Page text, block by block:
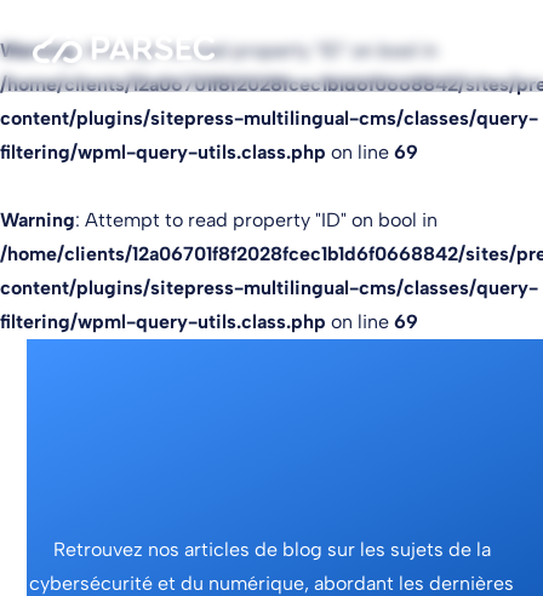
Warning: Attempt to read property "ID" on bool in
/home/clients/12a06701f8f2028fcec1b1d6f0668842/sites/
content/plugins/sitepress-multilingual-cms/classes/query-
filtering/wpml-query-utils.class.php on line 69
Warning: Attempt to read property "ID" on bool in
/home/clients/12a06701f8f2028fcec1b1d6f0668842/sites/
content/plugins/sitepress-multilingual-cms/classes/query-
filtering/wpml-query-utils.class.php on line 69
Retrouvez nos articles de blog sur les sujets de la
cybersécurité et du numérique, abordant les dernières